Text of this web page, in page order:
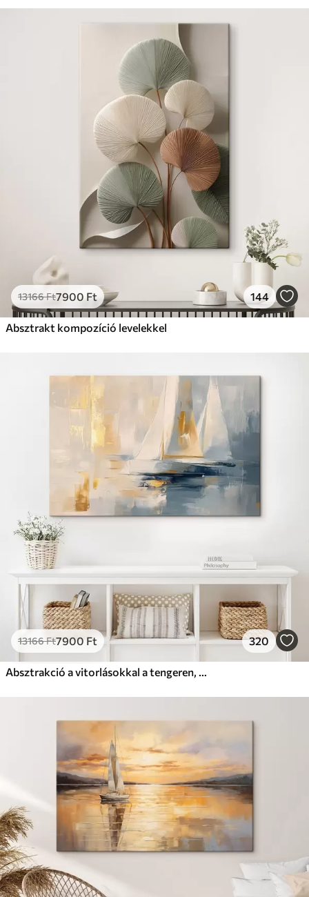
13166Ft7900 Ft 144
Absztrakt kompozíció levelekkel
13166Ft7900 Ft 320
Absztrakció a vitorlásokkal a tengeren, akril stílusban, naplemente